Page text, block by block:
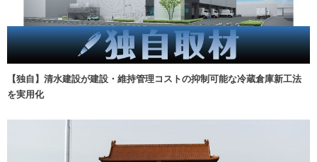
【独自】清水建設が建設・維持管理コストの抑制可能な冷蔵倉庫新工法
を実用化